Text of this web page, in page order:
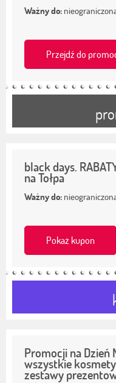
Ważny do:
Przejdź do
black days.
na Tołpa
Ważny do:
Pokaż kupon
Promocji na Dzień
wszystkie
zestawy